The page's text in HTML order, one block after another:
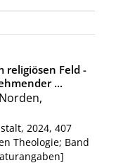
religiösen Feld -
...
2024, 407
Theologie; Band